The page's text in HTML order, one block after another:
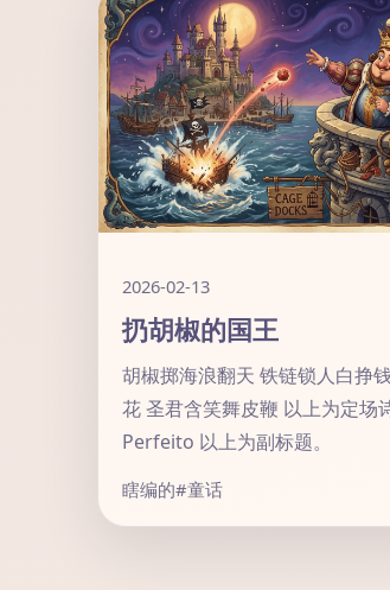
2026-02-13
扔胡椒的国王
胡椒掷海浪翻天 铁链锁人白挣
花 圣君含笑舞皮鞭 以上为定场
Perfeito 以上为副标题。
瞎编的#童话